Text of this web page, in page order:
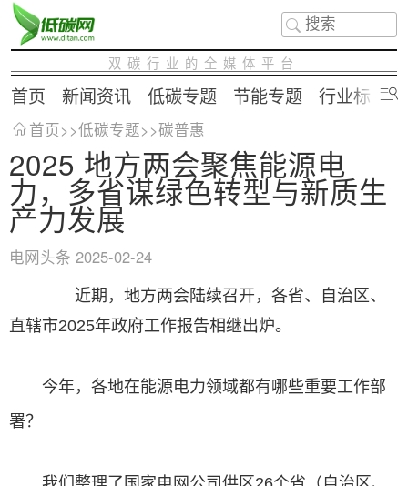
双碳行业的全媒体平台
首页 新闻资讯 低碳专题 节能专题 行业标准
首页>>低碳专题>>碳普惠
2025 地方两会聚焦能源电
力，多省谋绿色转型与新质生
产力发展
电网头条 2025-02-24
近期，地方两会陆续召开，各省、自治区、
直辖市2025年政府工作报告相继出炉。
今年，各地在能源电力领域都有哪些重要工作部
署？